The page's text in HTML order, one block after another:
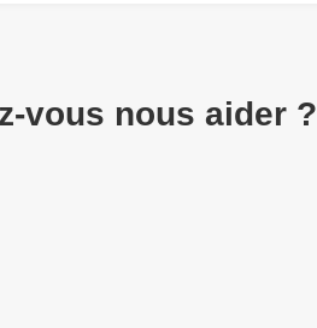
vous nous aider ?